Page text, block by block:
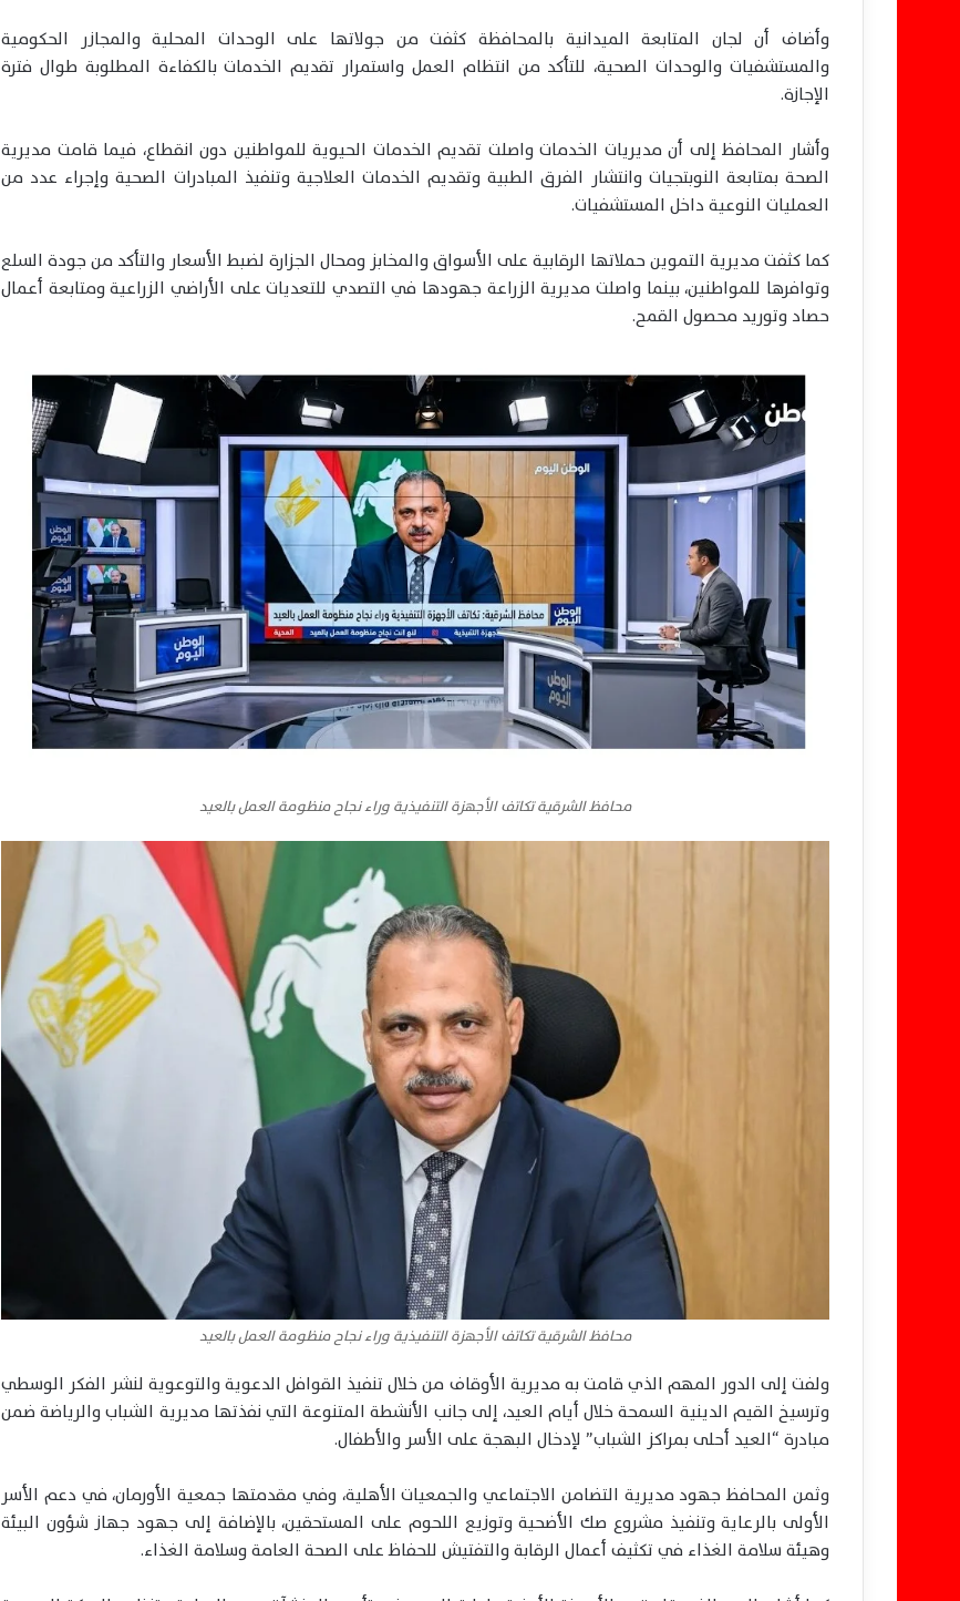
وأضاف أن لجان المتابعة الميدانية بالمحافظة كثفت من جولاتها على الوحدات المحلية والمجازر الحكومية
والمستشفيات والوحدات الصحية، للتأكد من انتظام العمل واستمرار تقديم الخدمات بالكفاءة المطلوبة طوال فترة
الإجازة.
وأشار المحافظ إلى أن مديريات الخدمات واصلت تقديم الخدمات الحيوية للمواطنين دون انقطاع، فيما قامت مديرية
الصحة بمتابعة النوبتجيات وانتشار الفرق الطبية وتقديم الخدمات العلاجية وتنفيذ المبادرات الصحية وإجراء عدد من
العمليات النوعية داخل المستشفيات.
كما كثفت مديرية التموين حملاتها الرقابية على الأسواق والمخابز ومحال الجزارة لضبط الأسعار والتأكد من جودة السلع
وتوافرها للمواطنين، بينما واصلت مديرية الزراعة جهودها في التصدي للتعديات على الأراضي الزراعية ومتابعة أعمال
حصاد وتوريد محصول القمح.
محافظ الشرقية تكاتف الأجهزة التنفيذية وراء نجاح منظومة العمل بالعيد
محافظ الشرقية تكاتف الأجهزة التنفيذية وراء نجاح منظومة العمل بالعيد
ولفت إلى الدور المهم الذي قامت به مديرية الأوقاف من خلال تنفيذ القوافل الدعوية والتوعوية لنشر الفكر الوسطي
وترسيخ القيم الدينية السمحة خلال أيام العيد، إلى جانب الأنشطة المتنوعة التي نفذتها مديرية الشباب والرياضة ضمن
مبادرة “العيد أحلى بمراكز الشباب” لإدخال البهجة على الأسر والأطفال.
وثمن المحافظ جهود مديرية التضامن الاجتماعي والجمعيات الأهلية، وفي مقدمتها جمعية الأورمان، في دعم الأسر
الأولى بالرعاية وتنفيذ مشروع صك الأضحية وتوزيع اللحوم على المستحقين، بالإضافة إلى جهود جهاز شؤون البيئة
وهيئة سلامة الغذاء في تكثيف أعمال الرقابة والتفتيش للحفاظ على الصحة العامة وسلامة الغذاء.